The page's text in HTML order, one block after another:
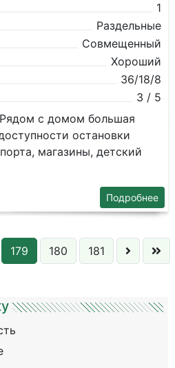
1
Раздельные
Совмещенный
Хороший
36/18/8
3 / 5
с домом большая
остановки
магазины, детский
Подробнее
179 180 181